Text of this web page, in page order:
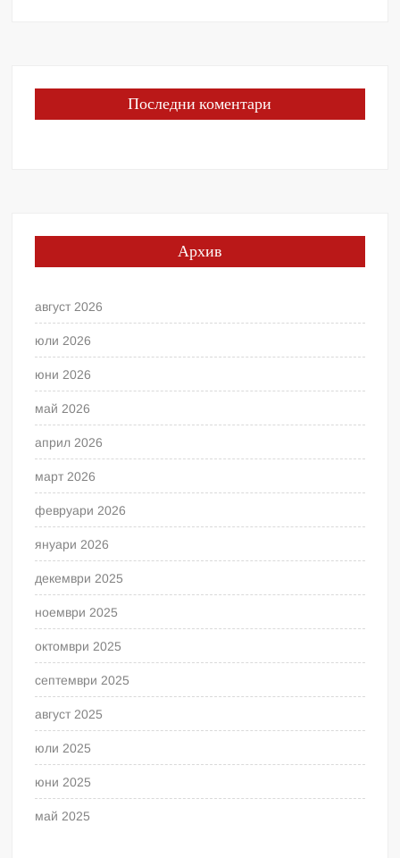
Последни коментари
Архив
август 2026
юли 2026
юни 2026
май 2026
април 2026
март 2026
февруари 2026
януари 2026
декември 2025
ноември 2025
октомври 2025
септември 2025
август 2025
юли 2025
юни 2025
май 2025